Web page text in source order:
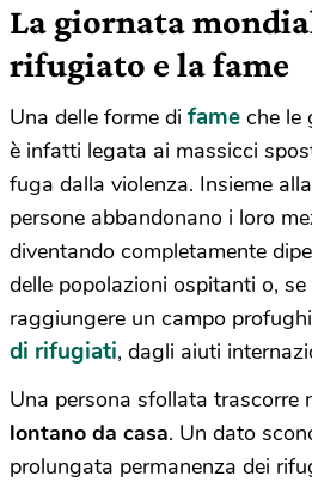
La giornata
rifugiato e la fame
Una delle forme di fame che le
è infatti legata ai massicci
fuga dalla violenza. Insieme
persone abbandonano i loro
diventando completamente
delle popolazioni ospitanti o,
raggiungere un campo
di rifugiati, dagli aiuti
Una persona sfollata trascorre
lontano da casa. Un dato
prolungata permanenza dei